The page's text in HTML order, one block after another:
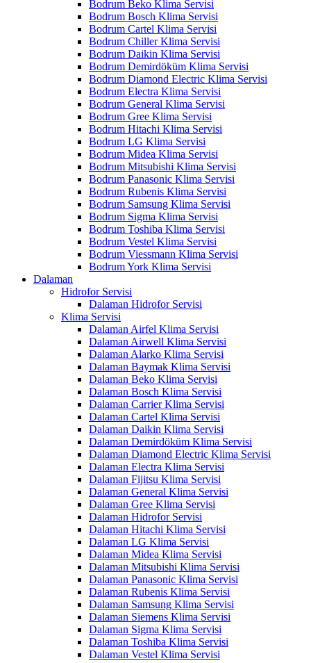
Bodrum Beko Klima Servisi
Bodrum Bosch Klima Servisi
Bodrum Cartel Klima Servisi
Bodrum Chiller Klima Servisi
Bodrum Daikin Klima Servisi
Bodrum Demirdöküm Klima Servisi
Bodrum Diamond Electric Klima Servisi
Bodrum Electra Klima Servisi
Bodrum General Klima Servisi
Bodrum Gree Klima Servisi
Bodrum Hitachi Klima Servisi
Bodrum LG Klima Servisi
Bodrum Midea Klima Servisi
Bodrum Mitsubishi Klima Servisi
Bodrum Panasonic Klima Servisi
Bodrum Rubenis Klima Servisi
Bodrum Samsung Klima Servisi
Bodrum Sigma Klima Servisi
Bodrum Toshiba Klima Servisi
Bodrum Vestel Klima Servisi
Bodrum Viessmann Klima Servisi
Bodrum York Klima Servisi
Dalaman
Hidrofor Servisi
Dalaman Hidrofor Servisi
Klima Servisi
Dalaman Airfel Klima Servisi
Dalaman Airwell Klima Servisi
Dalaman Alarko Klima Servisi
Dalaman Baymak Klima Servisi
Dalaman Beko Klima Servisi
Dalaman Bosch Klima Servisi
Dalaman Carrier Klima Servisi
Dalaman Cartel Klima Servisi
Dalaman Daikin Klima Servisi
Dalaman Demirdöküm Klima Servisi
Dalaman Diamond Electric Klima Servisi
Dalaman Electra Klima Servisi
Dalaman Fijitsu Klima Servisi
Dalaman General Klima Servisi
Dalaman Gree Klima Servisi
Dalaman Hidrofor Servisi
Dalaman Hitachi Klima Servisi
Dalaman LG Klima Servisi
Dalaman Midea Klima Servisi
Dalaman Mitsubishi Klima Servisi
Dalaman Panasonic Klima Servisi
Dalaman Rubenis Klima Servisi
Dalaman Samsung Klima Servisi
Dalaman Siemens Klima Servisi
Dalaman Sigma Klima Servisi
Dalaman Toshiba Klima Servisi
Dalaman Vestel Klima Servisi